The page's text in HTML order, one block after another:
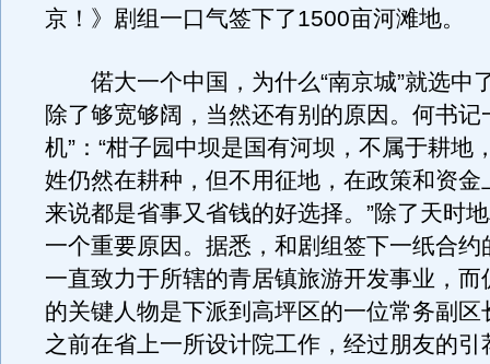
京！》剧组一口气签下了1500亩河滩地。
偌大一个中国，为什么“南京城”就选中
除了够宽够阔，当然还有别的原因。何书记
机”：“柑子园中坝是国有河坝，不属于耕地
姓仍然在耕种，但不用征地，在政策和资金
来说都是省事又省钱的好选择。”除了天时
一个重要原因。据悉，和剧组签下一纸合约
一直致力于所辖的青居镇旅游开发事业，而
的关键人物是下派到高坪区的一位常务副区
之前在省上一所设计院工作，经过朋友的引